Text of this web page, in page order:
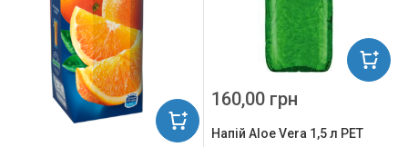
Напій Aloe Vera 1,5 л PET
160,00 грн